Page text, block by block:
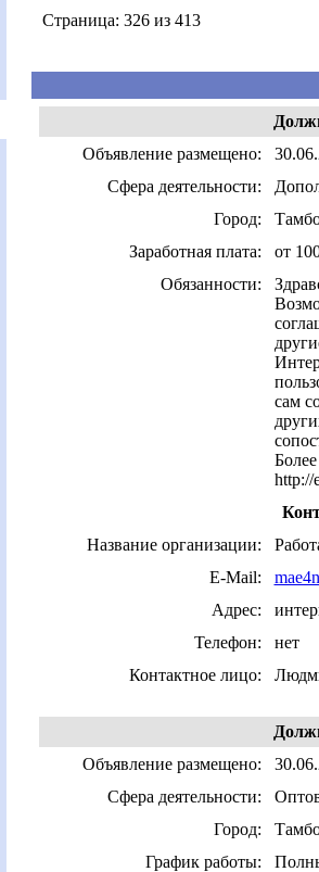
Страница: 326 из 413
Объявление размещено:
Сфера деятельности:
Город:
Заработная плата:
от
Обязанности:
сам
http://
Название организации:
E-Mail:
Адрес:
Телефон:
нет
Контактное лицо:
Объявление размещено:
Сфера деятельности:
Город:
График работы: